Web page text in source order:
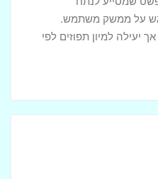
על ממשק משתמש.
למיון תפוזים לפי